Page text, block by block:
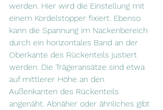
werden. Hier wird die Einstellung mit
einem Kordelstopper fixiert. Ebenso
kann die Spannung im Nackenbereich
durch ein horizontales Band an der
Oberkante des Rückenteils justiert
werden. Die Trägeransätze sind etwa
auf mittlerer Höhe an den
Außenkanten des Rückenteils
angenäht. Abnäher oder ähnliches gibt